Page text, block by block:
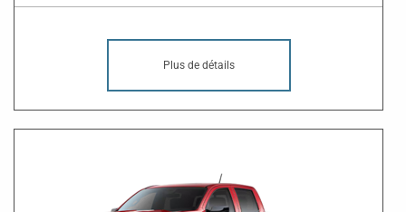
Plus de détails